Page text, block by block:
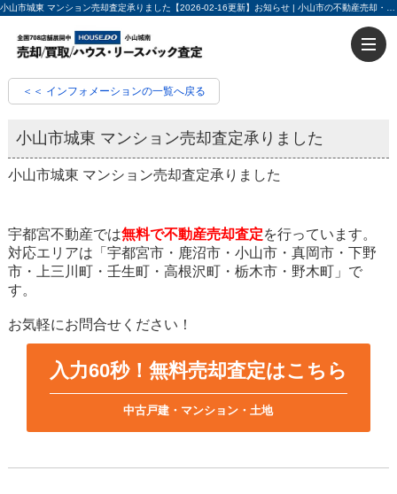
＜＜ インフォメーションの一覧へ戻る
小山市城東 マンション売却査定承りました
小山市城東 マンション売却査定承りました
宇都宮不動産では無料で不動産売却査定を行っています。
対応エリアは「宇都宮市・鹿沼市・小山市・真岡市・下野
市・上三川町・壬生町・高根沢町・栃木市・野木町」で
す。
お気軽にお問合せください！
入力60秒！無料売却査定はこちら
中古戸建・マンション・土地